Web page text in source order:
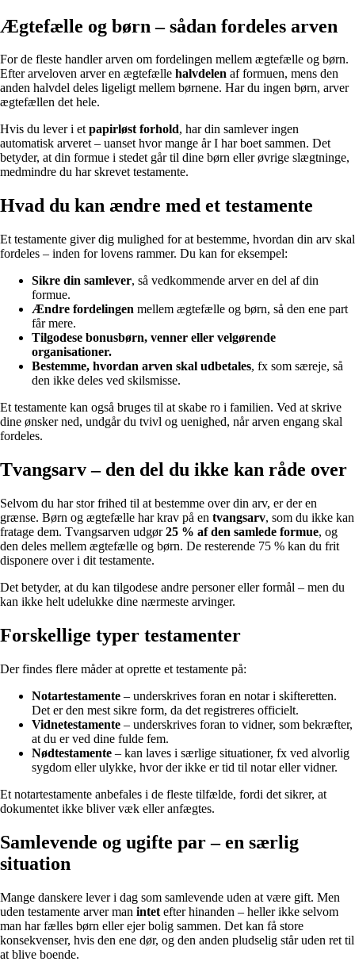
Ægtefælle og børn – sådan fordeles arven
For de fleste handler arven om fordelingen mellem ægtefælle og børn.
Efter arveloven arver en ægtefælle halvdelen af formuen, mens den
anden halvdel deles ligeligt mellem børnene. Har du ingen børn, arver
ægtefællen det hele.
Hvis du lever i etpapirløst forhold, har din samlever ingen
automatisk arveret – uanset hvor mange år I har boet sammen. Det
betyder, at din formue i stedet går til dine børn eller øvrige slægtninge,
medmindre du har skrevet testamente.
Hvad du kan ændre med et testamente
Et testamente giver dig mulighed for at bestemme, hvordan din arv skal
fordeles – inden for lovens rammer. Du kan for eksempel:
Sikre din samlever, så vedkommende arver en del af din
formue.
Ændre fordelingen mellem ægtefælle og børn, så den ene part
får mere.
Tilgodese bonusbørn, venner eller velgørende
organisationer.
Bestemme, hvordan arven skal udbetales, fx som særeje, så
den ikke deles ved skilsmisse.
Et testamente kan også bruges til at skabe ro i familien. Ved at skrive
dine ønsker ned, undgår du tvivl og uenighed, når arven engang skal
fordeles.
Tvangsarv – den del du ikke kan råde over
Selvom du har stor frihed til at bestemme over din arv, er der en
grænse. Børn og ægtefælle har krav på en tvangsarv, som du ikke kan
fratage dem. Tvangsarven udgør25 % af den samlede formue, og
den deles mellem ægtefælle og børn. De resterende 75 % kan du frit
disponere over i dit testamente.
Det betyder, at du kan tilgodese andre personer eller formål – men du
kan ikke helt udelukke dine nærmeste arvinger.
Forskellige typer testamenter
Der findes flere måder at oprette et testamente på:
Notartestamente – underskrives foran en notar i skifteretten.
Det er den mest sikre form, da det registreres officielt.
Vidnetestamente – underskrives foran to vidner, som bekræfter,
at du er ved dine fulde fem.
Nødtestamente – kan laves i særlige situationer, fx ved alvorlig
sygdom eller ulykke, hvor der ikke er tid til notar eller vidner.
Et notartestamente anbefales i de fleste tilfælde, fordi det sikrer, at
dokumentet ikke bliver væk eller anfægtes.
Samlevende og ugifte par – en særlig
situation
Mange danskere lever i dag som samlevende uden at være gift. Men
uden testamente arver man intet efter hinanden – heller ikke selvom
man har fælles børn eller ejer bolig sammen. Det kan få store
konsekvenser, hvis den ene dør, og den anden pludselig står uden ret til
at blive boende.